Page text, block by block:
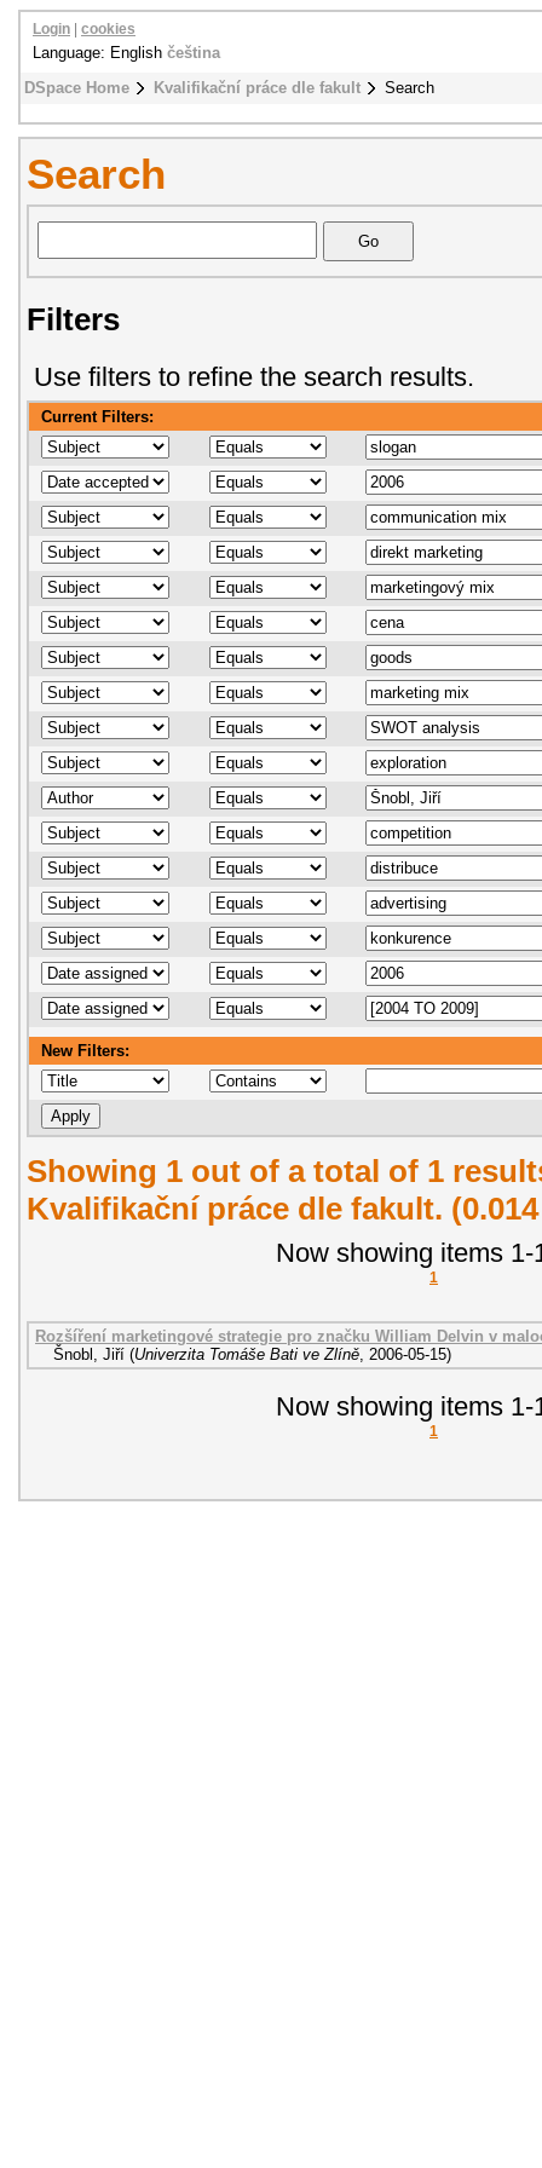
DSpace Home Kvalifikační práce dle fakult Search
Login cookies
Language: English čeština
Search
Filters
Use filters to refine the search results.
Current Filters:
New Filters:
Showing 1 out of a total of 1
Kvalifikační práce dle fakult.
Now showing items 1-
1
Rozšíření marketingové strategie pro značku William Delvin v
Šnobl, Jiří (Univerzita Tomáše Bati ve Zlíně 2006-05-15)
Now showing items 1-
1